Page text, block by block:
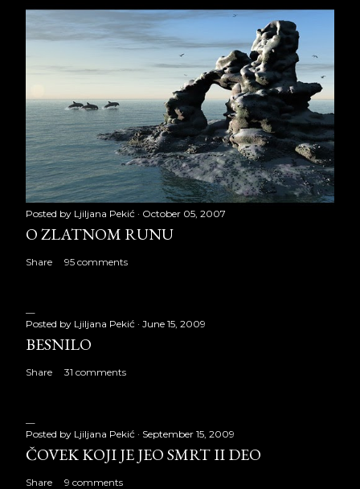
Posted by Ljiljana Pekić October 05, 2007
O ZLATNOM RUNU
Share 95 comments
Posted by Ljiljana Pekić June 15, 2009
BESNILO
Share 31 comments
Posted by Ljiljana Pekić September 15, 2009
ČOVEK KOJI JE JEO SMRT II DEO
Share 9 comments